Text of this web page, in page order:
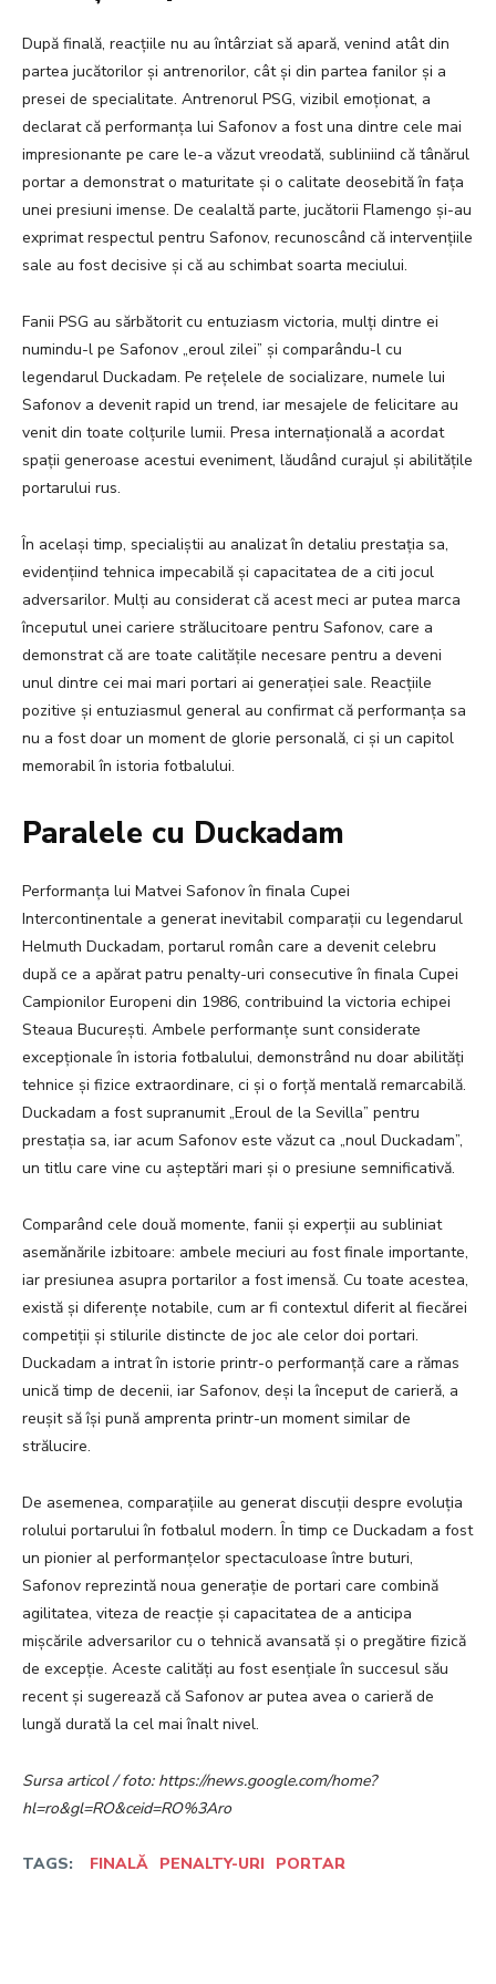
După finală, reacțiile nu au întârziat să apară, venind atât din
partea jucătorilor și antrenorilor, cât și din partea fanilor și a
presei de specialitate. Antrenorul PSG, vizibil emoționat, a
declarat că performanța lui Safonov a fost una dintre cele mai
impresionante pe care le-a văzut vreodată, subliniind că tânărul
portar a demonstrat o maturitate și o calitate deosebită în fața
unei presiuni imense. De cealaltă parte, jucătorii Flamengo și-au
exprimat respectul pentru Safonov, recunoscând că intervențiile
sale au fost decisive și că au schimbat soarta meciului.
Fanii PSG au sărbătorit cu entuziasm victoria, mulți dintre ei
numindu-l pe Safonov „eroul zilei” și comparându-l cu
legendarul Duckadam. Pe rețelele de socializare, numele lui
Safonov a devenit rapid un trend, iar mesajele de felicitare au
venit din toate colțurile lumii. Presa internațională a acordat
spații generoase acestui eveniment, lăudând curajul și abilitățile
portarului rus.
În același timp, specialiștii au analizat în detaliu prestația sa,
evidențiind tehnica impecabilă și capacitatea de a citi jocul
adversarilor. Mulți au considerat că acest meci ar putea marca
începutul unei cariere strălucitoare pentru Safonov, care a
demonstrat că are toate calitățile necesare pentru a deveni
unul dintre cei mai mari portari ai generației sale. Reacțiile
pozitive și entuziasmul general au confirmat că performanța sa
nu a fost doar un moment de glorie personală, ci și un capitol
memorabil în istoria fotbalului.
Paralele cu Duckadam
Performanța lui Matvei Safonov în finala Cupei
Intercontinentale a generat inevitabil comparații cu legendarul
Helmuth Duckadam, portarul român care a devenit celebru
după ce a apărat patru penalty-uri consecutive în finala Cupei
Campionilor Europeni din 1986, contribuind la victoria echipei
Steaua București. Ambele performanțe sunt considerate
excepționale în istoria fotbalului, demonstrând nu doar abilități
tehnice și fizice extraordinare, ci și o forță mentală remarcabilă.
Duckadam a fost supranumit „Eroul de la Sevilla” pentru
prestația sa, iar acum Safonov este văzut ca „noul Duckadam”,
un titlu care vine cu așteptări mari și o presiune semnificativă.
Comparând cele două momente, fanii și experții au subliniat
asemănările izbitoare: ambele meciuri au fost finale importante,
iar presiunea asupra portarilor a fost imensă. Cu toate acestea,
există și diferențe notabile, cum ar fi contextul diferit al fiecărei
competiții și stilurile distincte de joc ale celor doi portari.
Duckadam a intrat în istorie printr-o performanță care a rămas
unică timp de decenii, iar Safonov, deși la început de carieră, a
reușit să își pună amprenta printr-un moment similar de
strălucire.
De asemenea, comparațiile au generat discuții despre evoluția
rolului portarului în fotbalul modern. În timp ce Duckadam a fost
un pionier al performanțelor spectaculoase între buturi,
Safonov reprezintă noua generație de portari care combină
agilitatea, viteza de reacție și capacitatea de a anticipa
mișcările adversarilor cu o tehnică avansată și o pregătire fizică
de excepție. Aceste calități au fost esențiale în succesul său
recent și sugerează că Safonov ar putea avea o carieră de
lungă durată la cel mai înalt nivel.
Sursa articol / foto: https://news.google.com/home?
hl=ro&gl=RO&ceid=RO%3Aro
TAGS: FINALĂ PENALTY-URI PORTAR